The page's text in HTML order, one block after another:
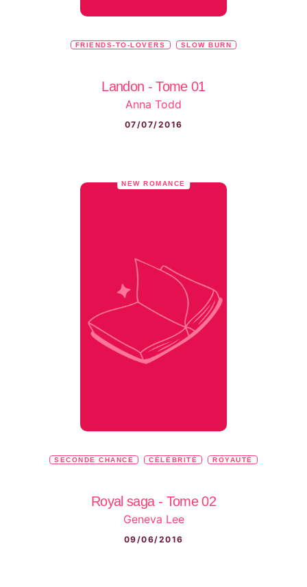
FRIENDS-TO-LOVERS SLOW BURN
Landon - Tome 01
Anna Todd
07/07/2016
NEW ROMANCE
SECONDE CHANCE CÉLÉBRITÉ ROYAUTÉ
Royal saga - Tome 02
Geneva Lee
09/06/2016